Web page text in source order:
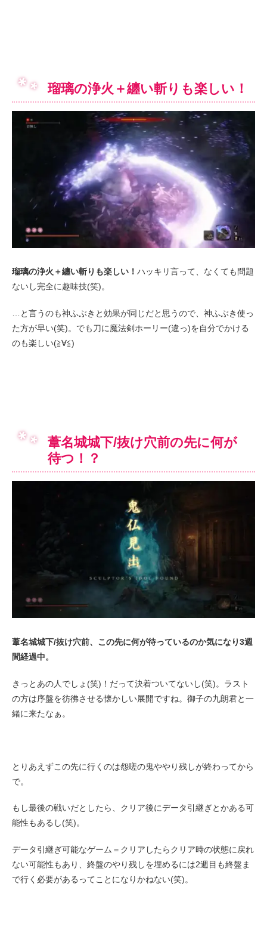
瑠璃の浄火＋纏い斬りも楽しい！
瑠璃の浄火＋纏い斬りも楽しい！ ハッキリ言って、なくても問題
ないし完全に趣味技(笑)。
…と言うのも神ふぶきと効果が同じだと思うので、神ふぶき使っ
た方が早い(笑)。でも刀に魔法剣ホーリー(違っ)を自分でかける
のも楽しい(≧∀≦)
葦名城城下/抜け穴前の先に何が
待つ！？
葦名城城下/抜け穴前、この先に何が待っているのか気になり3週
間経過中。
きっとあの人でしょ(笑)！だって決着ついてないし(笑)。ラスト
の方は序盤を彷彿させる懐かしい展開ですね。御子の九朗君と一
緒に来たなぁ。
とりあえずこの先に行くのは怨嗟の鬼ややり残しが終わってから
で。
もし最後の戦いだとしたら、クリア後にデータ引継ぎとかある可
能性もあるし(笑)。
データ引継ぎ可能なゲーム＝クリアしたらクリア時の状態に戻れ
ない可能性もあり、終盤のやり残しを埋めるには2週目も終盤ま
で行く必要があるってことになりかねない(笑)。